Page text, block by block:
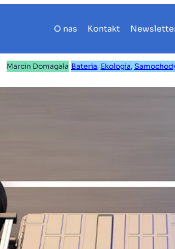
O nas Kontakt
Marcin Domagała Bateria, Ekologia,